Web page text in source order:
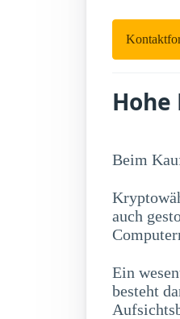
Beim
auch
Ein
besteht
erwerben,